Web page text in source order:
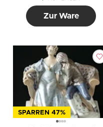
Zur Ware
SPARREN 47%